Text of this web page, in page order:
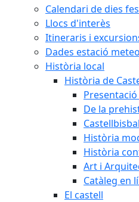
Calendari de dies
Llocs d'interès
Itineraris i
Dades estació
Història local
Història de
De la
Història
Història
Art i
Catàleg en
El castell